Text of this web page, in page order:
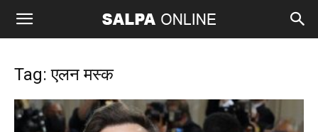
Tag: एलन मस्क